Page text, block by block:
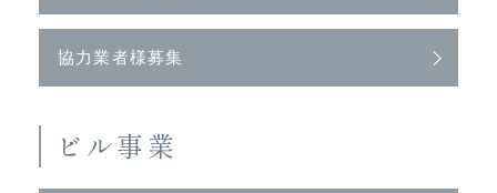
協力業者様募集
ビル事業